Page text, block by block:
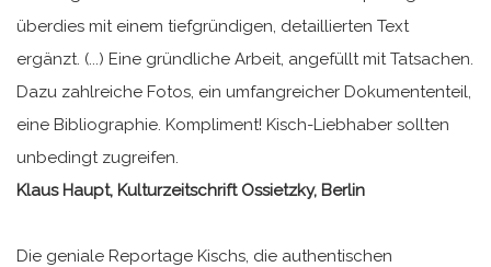
überdies mit einem tiefgründigen, detaillierten Text
ergänzt. (...) Eine gründliche Arbeit, angefüllt mit Tatsachen.
Dazu zahlreiche Fotos, ein umfangreicher Dokumententeil,
eine Bibliographie. Kompliment! Kisch-Liebhaber sollten
unbedingt zugreifen.
Klaus Haupt, Kulturzeitschrift Ossietzky, Berlin
Die geniale Reportage Kischs, die authentischen